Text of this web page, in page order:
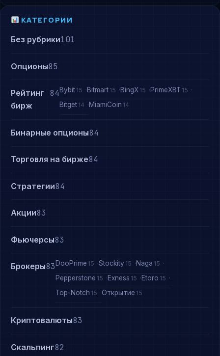
КАТЕГОРИИ
Без рубрики101
Опционы85
Рейтинг
бирж
84 Bybit 15 Bitmart 15 BingX 15 PrimeXBT 15
Bitget 14 MiamiCoin 14
Бинарные опционы84
Торговля на бирже84
Стратегии84
Акции83
Фьючерсы83
Брокеры83 DooPrime 15 Stockity 15 Naga 15
Pepperstone 15 Exness 15 Etoro 15
Top-Notch 15 Открытие 15
Криптовалюты83
Скальпинг82